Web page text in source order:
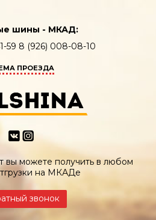
шины - МКАД:
59 8 (926) 008-08-10
ПРОЕЗДА
вы можете получить в любом
на МКАДе
звонок